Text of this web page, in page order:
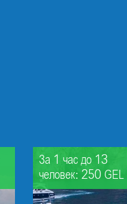
За 1 час до 13
человек: 250 GEL